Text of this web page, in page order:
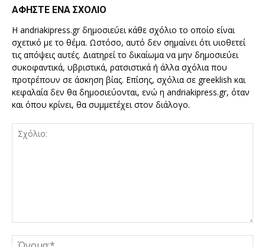
ΑΦΗΣΤΕ ΕΝΑ ΣΧΟΛΙΟ
Η andriakipress.gr δημοσιεύει κάθε σχόλιο το οποίο είναι
σχετικό με το θέμα. Ωστόσο, αυτό δεν σημαίνει ότι υιοθετεί
τις απόψεις αυτές. Διατηρεί το δικαίωμα να μην δημοσιεύει
συκοφαντικά, υβριστικά, ρατσιστικά ή άλλα σχόλια που
προτρέπουν σε άσκηση βίας. Επίσης, σχόλια σε greeklish και
κεφαλαία δεν θα δημοσιεύονται, ενώ η andriakipress.gr, όταν
και όπου κρίνει, θα συμμετέχει στον διάλογο.